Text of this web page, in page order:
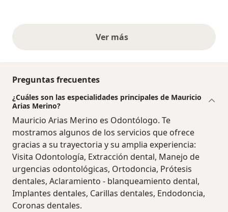
Ver másopiniones anteriores
Preguntas frecuentes
¿Cuáles son las especialidades principales de Mauricio
Arias Merino?
Mauricio Arias Merino es Odontólogo. Te
mostramos algunos de los servicios que ofrece
gracias a su trayectoria y su amplia experiencia:
Visita Odontología, Extracción dental, Manejo de
urgencias odontológicas, Ortodoncia, Prótesis
dentales, Aclaramiento - blanqueamiento dental,
Implantes dentales, Carillas dentales, Endodoncia,
Coronas dentales.